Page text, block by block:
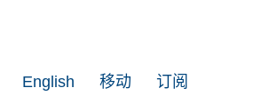
订阅
移动
English